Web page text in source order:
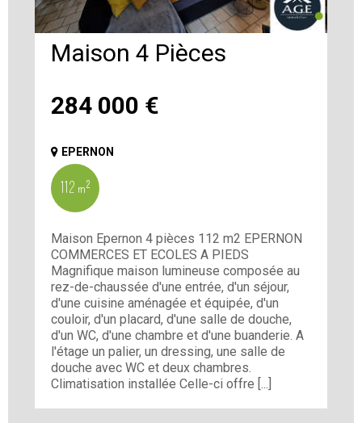
284 000 €
Maison 4 Pièces
EPERNON
112 m²
Maison Epernon 4 pièces 112 m2 EPERNON
COMMERCES ET ECOLES A PIEDS
Magnifique maison lumineuse composée au
rez-de-chaussée d'une entrée, d'un séjour,
d'une cuisine aménagée et équipée, d'un
couloir, d'un placard, d'une salle de douche,
d'un WC, d'une chambre et d'une buanderie. A
l'étage un palier, un dressing, une salle de
douche avec WC et deux chambres.
Climatisation installée Celle-ci offre [...]